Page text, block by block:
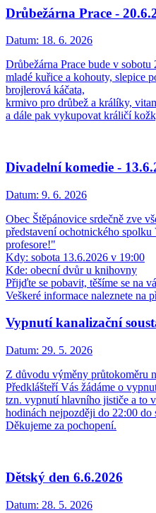
Drůbežárna Prace -
Datum: 18. 6. 2026
Drůbežárna Prace bude v
mladé kuřice a kohouty, slepice
brojlerová káčata,
krmivo pro drůbež a králíky,
a dále pak vykupovat králičí
Divadelní komedie -
Datum: 9. 6. 2026
Obec Štěpánovice srdečně zve
představení ochotnického
profesore!"
Kdy: sobota 13.6.2026 v 19:00
Kde: obecní dvůr u knihovny
Přijďte se pobavit, těšíme se na
Veškeré informace naleznete na
Vypnutí kanalizační
Datum: 29. 5. 2026
Z důvodu výměny průtokoměru
Předklášteří Vás žádáme o
tzn. vypnutí hlavního jističe a to
hodinách nejpozději do 22:00 do
Děkujeme za pochopení.
Dětský den 6.6.2026
Datum: 28. 5. 2026